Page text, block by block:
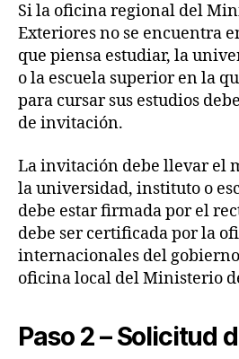
Si la oficina regional del
Exteriores no se encuentra
que piensa estudiar, la
o la escuela superior en la
para cursar sus estudios
de invitación.
La invitación debe llevar el
la universidad, instituto o
debe estar firmada por el
debe ser certificada por la
internacionales del
oficina local del Ministerio
Paso 2 – Solicitud